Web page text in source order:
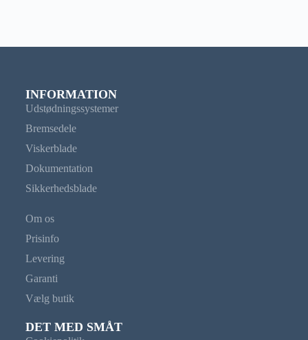
INFORMATION
Udstødningssystemer
Bremsedele
Viskerblade
Dokumentation
Sikkerhedsblade
Om os
Prisinfo
Levering
Garanti
Vælg butik
DET MED SMÅT